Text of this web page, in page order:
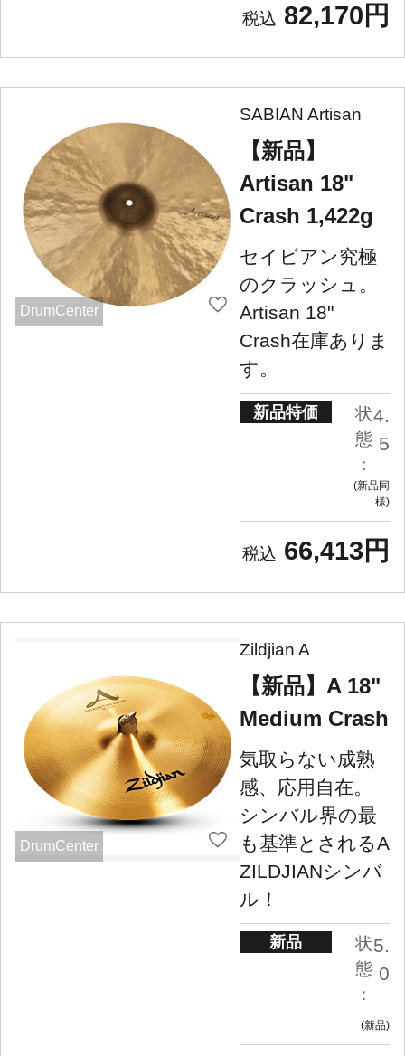
82,170円
DrumCenter
SABIAN Artisan
【新品】
Artisan 18"
Crash 1,422g
セイビアン究極
のクラッシュ。
Artisan 18"
Crash在庫ありま
す。
新品特価
状
態
：
4.
5
新品同
様
66,413円
DrumCenter
Zildjian A
【新品】A 18"
Medium Crash
気取らない成熟
感、応用自在。
シンバル界の最
も基準とされるA
ZILDJIANシンバ
ル！
新品
状
態
：
5.
0
新品